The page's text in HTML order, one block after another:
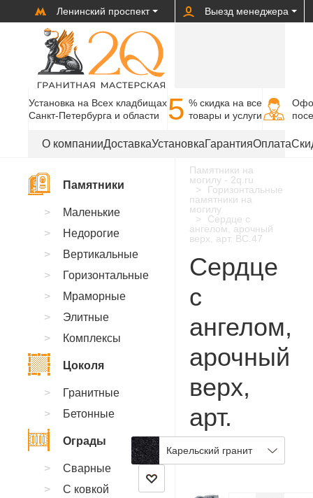
Ленинский проспект Выезд менеджера
Установка на Всех кладбищах
Санкт-Петербурга и области
5 % cкидка на все
товары и услуги
О компанииДоставкаУстановкаГарантияОплата
Памятники на
могилу - 2q.ru
Горизонтальные
памятники на
могилу
Сердце с
ангелом, арочный
верх, арт. BC.47
Сердце
с
ангелом,
арочный
верх,
арт.
BC.47
Карельский гранит
Памятники
Маленькие
Недорогие
Вертикальные
Горизонтальные
Мраморные
Элитные
Комплексы
Цоколя
Гранитные
Бетонные
Ограды
Сварные
С ковкой